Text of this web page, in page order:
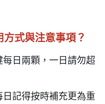
式與注意事項？
日兩顆，一日請勿超
記得按時補充更為重